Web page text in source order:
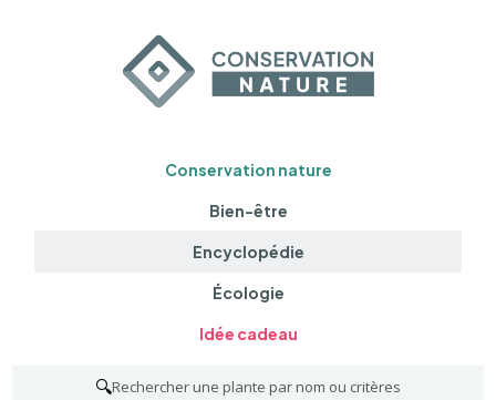
Conservation nature
Bien-être
Encyclopédie
Écologie
Idée cadeau
🔍Rechercher une plante par nom ou critères